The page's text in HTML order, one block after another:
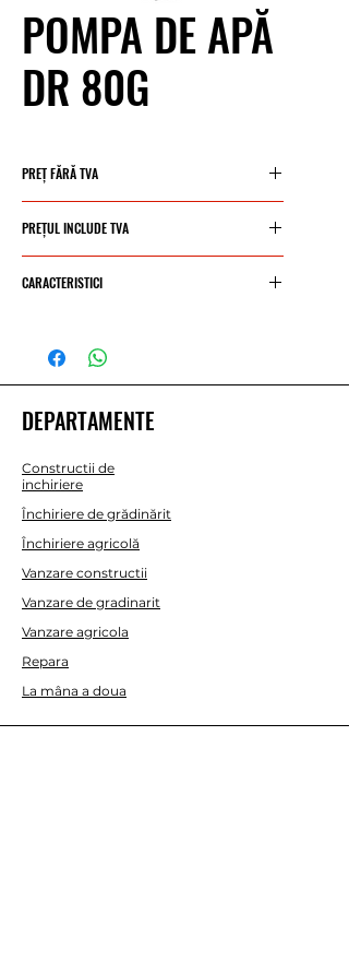
POMPA DE APĂ
DR 80G
PREȚ FĂRĂ TVA
PREȚUL INCLUDE TVA
CARACTERISTICI
poluată
Temperatura lichidului:
0°C / +40°C
scufundare: 5 m
Nivel de drenaj: 15 mm
Pasaj solid: 10 mm
DEPARTAMENTE
Constructii de
inchiriere
Închiriere de grădinărit
Închiriere agricolă
Vanzare constructii
Vanzare de gradinarit
Vanzare agricola
Repara
La mâna a doua